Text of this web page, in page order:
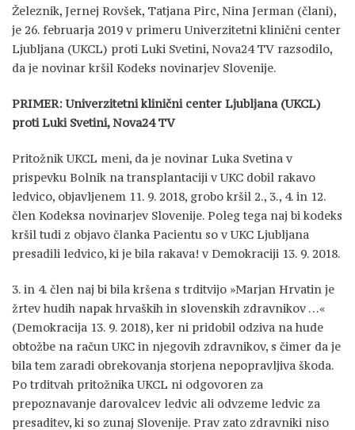
Železnik, Jernej Rovšek, Tatjana Pirc, Nina Jerman (člani),
je 26. februarja 2019 v primeru Univerzitetni klinični center
Ljubljana (UKCL) proti Luki Svetini, Nova24 TV razsodilo,
da je novinar kršil Kodeks novinarjev Slovenije.
PRIMER: Univerzitetni klinični center Ljubljana (UKCL)
proti Luki Svetini, Nova24 TV
Pritožnik UKCL meni, da je novinar Luka Svetina v
prispevku Bolnik na transplantaciji v UKC dobil rakavo
ledvico, objavljenem 11. 9. 2018, grobo kršil 2., 3., 4. in 12.
člen Kodeksa novinarjev Slovenije. Poleg tega naj bi kodeks
kršil tudi z objavo članka Pacientu so v UKC Ljubljana
presadili ledvico, ki je bila rakava! v Demokraciji 13. 9. 2018.
3. in 4. člen naj bi bila kršena s trditvijo »Marjan Hrvatin je
žrtev hudih napak hrvaških in slovenskih zdravnikov …«
(Demokracija 13. 9. 2018), ker ni pridobil odziva na hude
obtožbe na račun UKC in njegovih zdravnikov, s čimer da je
bila tem zaradi obrekovanja storjena nepopravljiva škoda.
Po trditvah pritožnika UKCL ni odgovoren za
prepoznavanje darovalcev ledvic ali odvzeme ledvic za
presaditev, ki so zunaj Slovenije. Prav zato zdravniki niso